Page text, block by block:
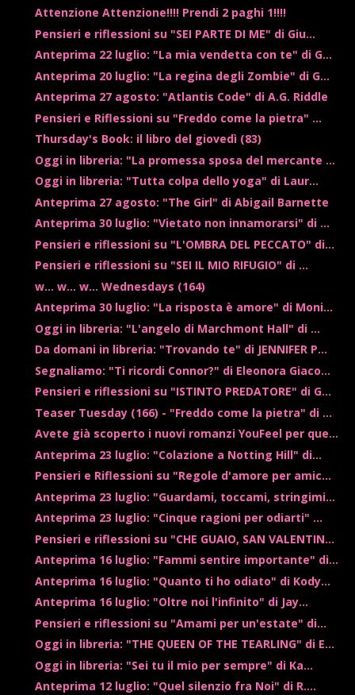
Attenzione Attenzione!!!! Prendi 2 paghi 1!!!!
Pensieri e riflessioni su "SEI PARTE DI ME" di Giu...
Anteprima 22 luglio: "La mia vendetta con te" di G...
Anteprima 20 luglio: "La regina degli Zombie" di G...
Anteprima 27 agosto: "Atlantis Code" di A.G. Riddle
Pensieri e Riflessioni su "Freddo come la pietra" ...
Thursday's Book: il libro del giovedì (83)
Oggi in libreria: "La promessa sposa del mercante ...
Oggi in libreria: "Tutta colpa dello yoga" di Laur...
Anteprima 27 agosto: "The Girl" di Abigail Barnette
Anteprima 30 luglio: "Vietato non innamorarsi" di ...
Pensieri e riflessioni su "L'OMBRA DEL PECCATO" di...
Pensieri e riflessioni su "SEI IL MIO RIFUGIO" di ...
w... w... w... Wednesdays (164)
Anteprima 30 luglio: "La risposta è amore" di Moni...
Oggi in libreria: "L'angelo di Marchmont Hall" di ...
Da domani in libreria: "Trovando te" di JENNIFER P...
Segnaliamo: "Ti ricordi Connor?" di Eleonora Giaco...
Pensieri e riflessioni su "ISTINTO PREDATORE" di G...
Teaser Tuesday (166) - "Freddo come la pietra" di ...
Avete già scoperto i nuovi romanzi YouFeel per que...
Anteprima 23 luglio: "Colazione a Notting Hill" di...
Pensieri e Riflessioni su "Regole d'amore per amic...
Anteprima 23 luglio: "Guardami, toccami, stringimi...
Anteprima 23 luglio: "Cinque ragioni per odiarti" ...
Pensieri e riflessioni su "CHE GUAIO, SAN VALENTIN...
Anteprima 16 luglio: "Fammi sentire importante" di...
Anteprima 16 luglio: "Quanto ti ho odiato" di Kody...
Anteprima 16 luglio: "Oltre noi l'infinito" di Jay...
Pensieri e riflessioni su "Amami per un'estate" di...
Oggi in libreria: "THE QUEEN OF THE TEARLING" di E...
Oggi in libreria: "Sei tu il mio per sempre" di Ka...
Anteprima 12 luglio: "Quel silenzio fra Noi" di R....